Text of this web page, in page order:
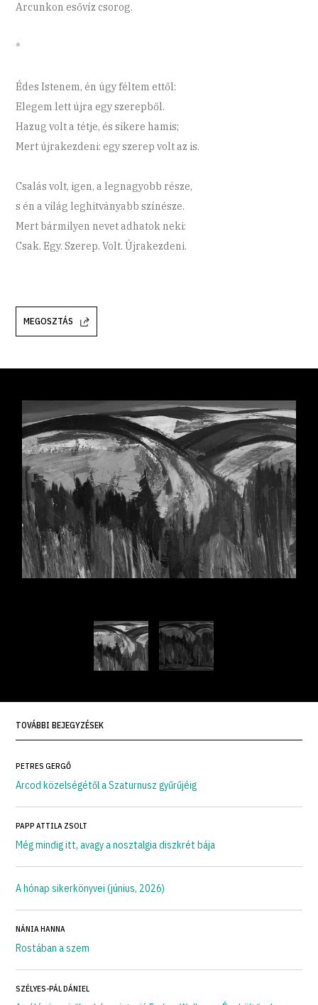
Arcunkon esővíz csorog.
*
Édes Istenem, én úgy féltem ettől:
Elegem lett újra egy szerepből.
Hazug volt a tétje, és sikere hamis;
Mert újrakezdeni: egy szerep volt az is.
Csalás volt, igen, a legnagyobb része,
s én a világ leghitványabb színésze.
Mert bármilyen nevet adhatok neki:
Csak. Egy. Szerep. Volt. Újrakezdeni.
MEGOSZTÁS
TOVÁBBI BEJEGYZÉSEK
PETRES GERGŐ
Arcod közelségétől a Szaturnusz gyűrűjéig
PAPP ATTILA ZSOLT
Még mindig itt, avagy a nosztalgia diszkrét bája
A hónap sikerkönyvei (június, 2026)
NÁNIA HANNA
Rostában a szem
SZÉLYES-PÁL DÁNIEL